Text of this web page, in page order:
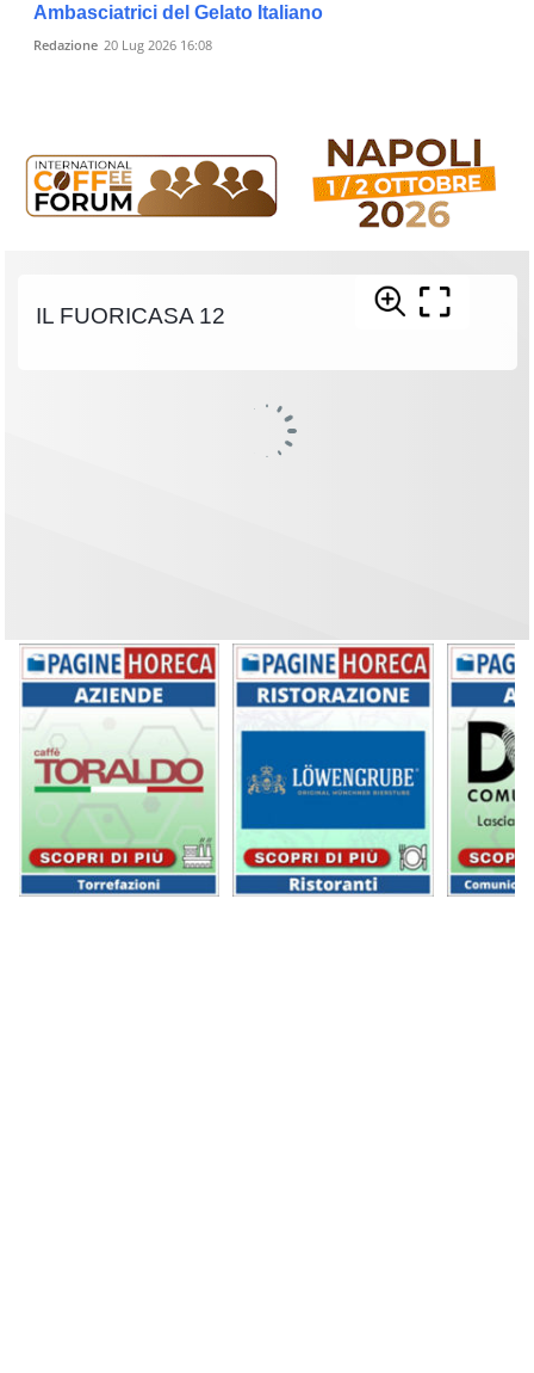
Ambasciatrici del Gelato Italiano
Redazione 20 Lug 2026 16:08